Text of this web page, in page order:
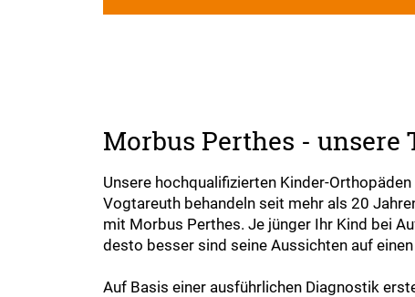
Morbus Perthes - unsere
Unsere hochqualifizierten Kinder-
Vogtareuth behandeln seit mehr als 20
mit Morbus Perthes. Je jünger Ihr Kind bei
desto besser sind seine Aussichten auf
Auf Basis einer ausführlichen Diagnostik